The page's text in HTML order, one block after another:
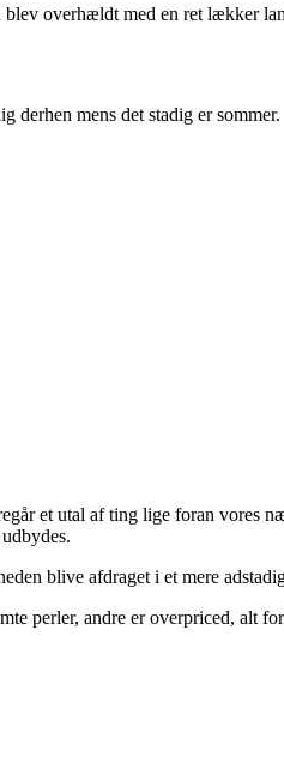
blev overhældt med en ret lækker
derhen mens det stadig er sommer.
et utal af ting lige foran vores
blive afdraget i et mere
perler, andre er overpriced, alt